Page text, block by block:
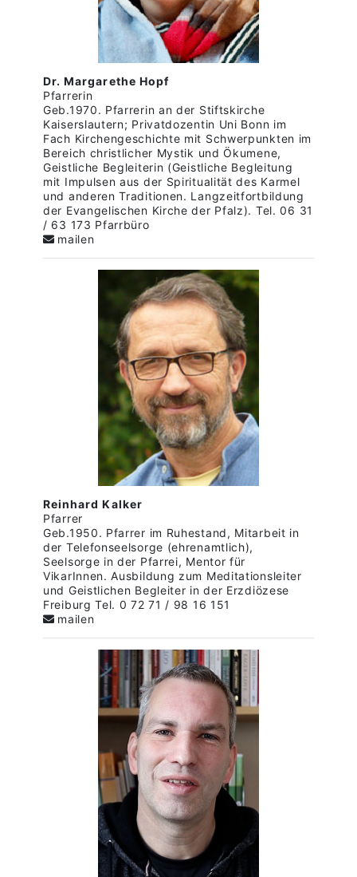
Dr. Margarethe Hopf
Pfarrerin
Geb.1970. Pfarrerin an der Stiftskirche
Kaiserslautern; Privatdozentin Uni Bonn im
Fach Kirchengeschichte mit Schwerpunkten im
Bereich christlicher Mystik und Ökumene,
Geistliche Begleiterin (Geistliche Begleitung
mit Impulsen aus der Spiritualität des Karmel
und anderen Traditionen. Langzeitfortbildung
der Evangelischen Kirche der Pfalz). Tel. 06 31
/ 63 173 Pfarrbüro
mailen
Reinhard Kalker
Pfarrer
Geb.1950. Pfarrer im Ruhestand, Mitarbeit in
der Telefonseelsorge (ehrenamtlich),
Seelsorge in der Pfarrei, Mentor für
VikarInnen. Ausbildung zum Meditationsleiter
und Geistlichen Begleiter in der Erzdiözese
Freiburg Tel. 0 72 71 / 98 16 151
mailen